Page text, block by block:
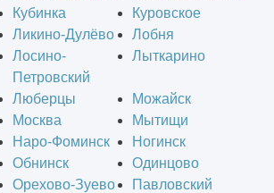
Кубинка
Куровское
Ликино-Дулёво
Лобня
Лосино-
Петровский
Лыткарино
Люберцы
Можайск
Москва
Мытищи
Наро-Фоминск
Ногинск
Обнинск
Одинцово
Орехово-Зуево
Павловский